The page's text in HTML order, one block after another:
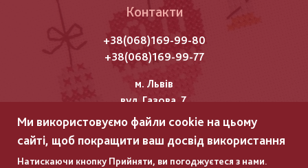
Контакти
+38(068)169-99-80
+38(068)169-99-77
м. Львів
вул. Газова, 7
Всі права захищені "Мережка"
Copyright © 2025
Ми використовуємо файли cookie на цьому
сайті, щоб покращити ваш досвід використання
Натискаючи кнопку Прийняти, ви погоджуєтеся з нами.